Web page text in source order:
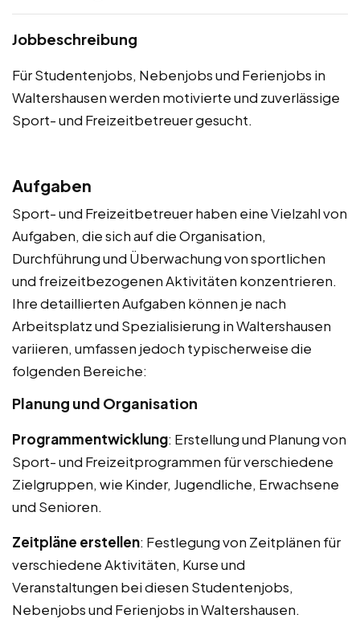
Jobbeschreibung
Für Studentenjobs, Nebenjobs und Ferienjobs in
Waltershausen werden motivierte und zuverlässige
Sport- und Freizeitbetreuer gesucht.
Aufgaben
Sport- und Freizeitbetreuer haben eine Vielzahl von
Aufgaben, die sich auf die Organisation,
Durchführung und Überwachung von sportlichen
und freizeitbezogenen Aktivitäten konzentrieren.
Ihre detaillierten Aufgaben können je nach
Arbeitsplatz und Spezialisierung in Waltershausen
variieren, umfassen jedoch typischerweise die
folgenden Bereiche:
Planung und Organisation
Programmentwicklung: Erstellung und Planung von
Sport- und Freizeitprogrammen für verschiedene
Zielgruppen, wie Kinder, Jugendliche, Erwachsene
und Senioren.
Zeitpläne erstellen: Festlegung von Zeitplänen für
verschiedene Aktivitäten, Kurse und
Veranstaltungen bei diesen Studentenjobs,
Nebenjobs und Ferienjobs in Waltershausen.